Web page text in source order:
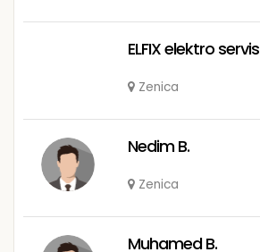
ELFIX elektro servis
Zenica
Nedim B.
Zenica
Muhamed B.